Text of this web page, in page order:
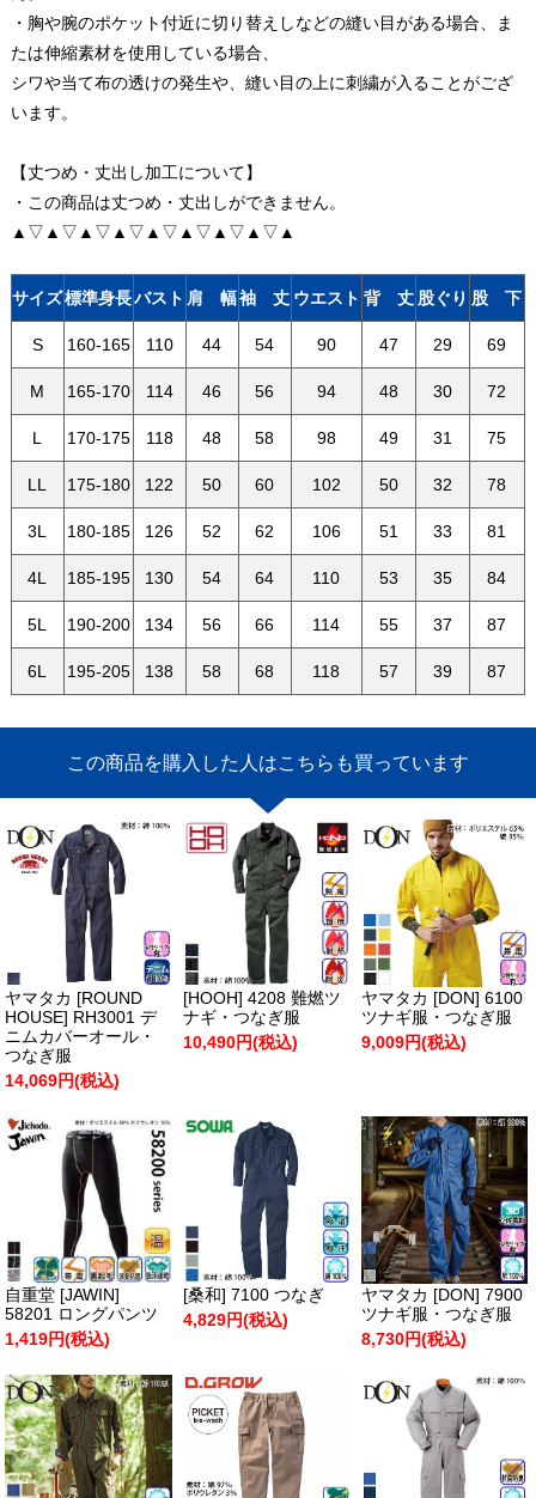
・胸や腕のポケット付近に切り替えしなどの縫い目がある場合、ま
たは伸縮素材を使用している場合、
シワや当て布の透けの発生や、縫い目の上に刺繍が入ることがござ
います。
【丈つめ・丈出し加工について】
・この商品は丈つめ・丈出しができません。
▲▽▲▽▲▽▲▽▲▽▲▽▲▽▲▽▲
サイズ標準身長バスト 肩 幅袖 丈 ウエスト 背 丈 股ぐり 股 下
S 160-165 110 44 54 90 47 29 69
M 165-170 114 46 56 94 48 30 72
L 170-175 118 48 58 98 49 31 75
LL 175-180 122 50 60 102 50 32 78
3L 180-185 126 52 62 106 51 33 81
4L 185-195 130 54 64 110 53 35 84
5L 190-200 134 56 66 114 55 37 87
6L 195-205 138 58 68 118 57 39 87
この商品を購入した人はこちらも買っています
ヤマタカ [ROUND
HOUSE] RH3001 デ
ニムカバーオール・
つなぎ服
14,069円(税込)
[HOOH] 4208 難燃ツ
ナギ・つなぎ服
10,490円(税込)
ヤマタカ [DON] 6100
ツナギ服・つなぎ服
9,009円(税込)
自重堂 [JAWIN]
58201 ロングパンツ
1,419円(税込)
[桑和] 7100 つなぎ
4,829円(税込)
ヤマタカ [DON] 7900
ツナギ服・つなぎ服
8,730円(税込)